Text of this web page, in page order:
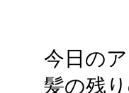
今日の
髪の残